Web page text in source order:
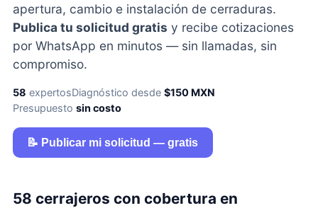
apertura, cambio e instalación de cerraduras.
Publica tu solicitud gratis y recibe cotizaciones
por WhatsApp en minutos — sin llamadas, sin
compromiso.
58 expertosDiagnóstico desde $150 MXN
Presupuesto sin costo
📝 Publicar mi solicitud — gratis
58 cerrajeros con cobertura en